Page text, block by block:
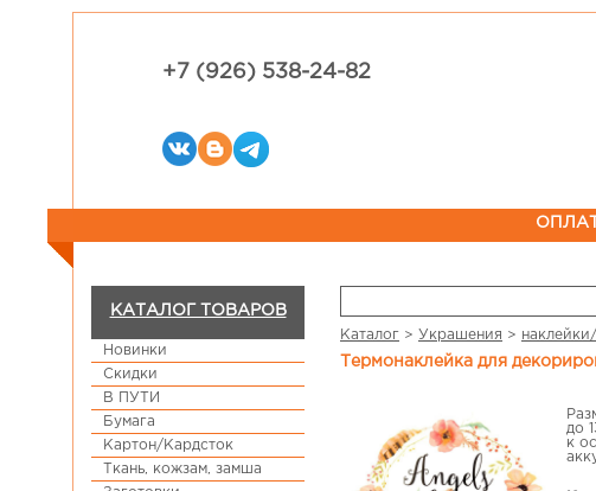
+7 (926) 538-24-82
КАТАЛОГ ТОВАРОВ
Новинки
Скидки
В ПУТИ
Бумага
Картон/Кардсток
Ткань, кожзам, замша
Каталог > Украшения >
Термонаклейка для
до
к